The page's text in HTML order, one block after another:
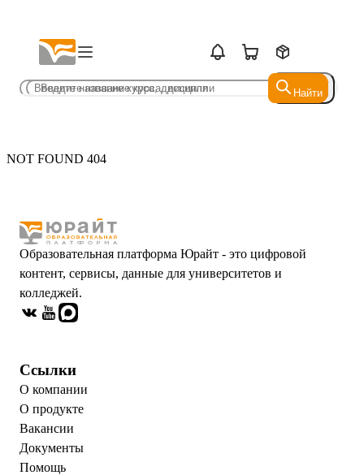
Найти
Найти
NOT FOUND 404
Образовательная платформа Юрайт - это цифровой
контент, сервисы, данные для университетов и
колледжей.
Ссылки
О компании
О продукте
Вакансии
Документы
Помощь